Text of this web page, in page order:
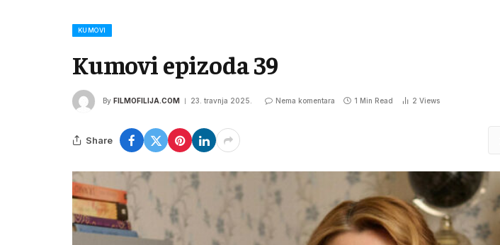
KUMOVI
Kumovi epizoda 39
By FILMOFILIJA.COM 23. travnja 2025. Nema komentara 1 Min Read 2 Views
Share